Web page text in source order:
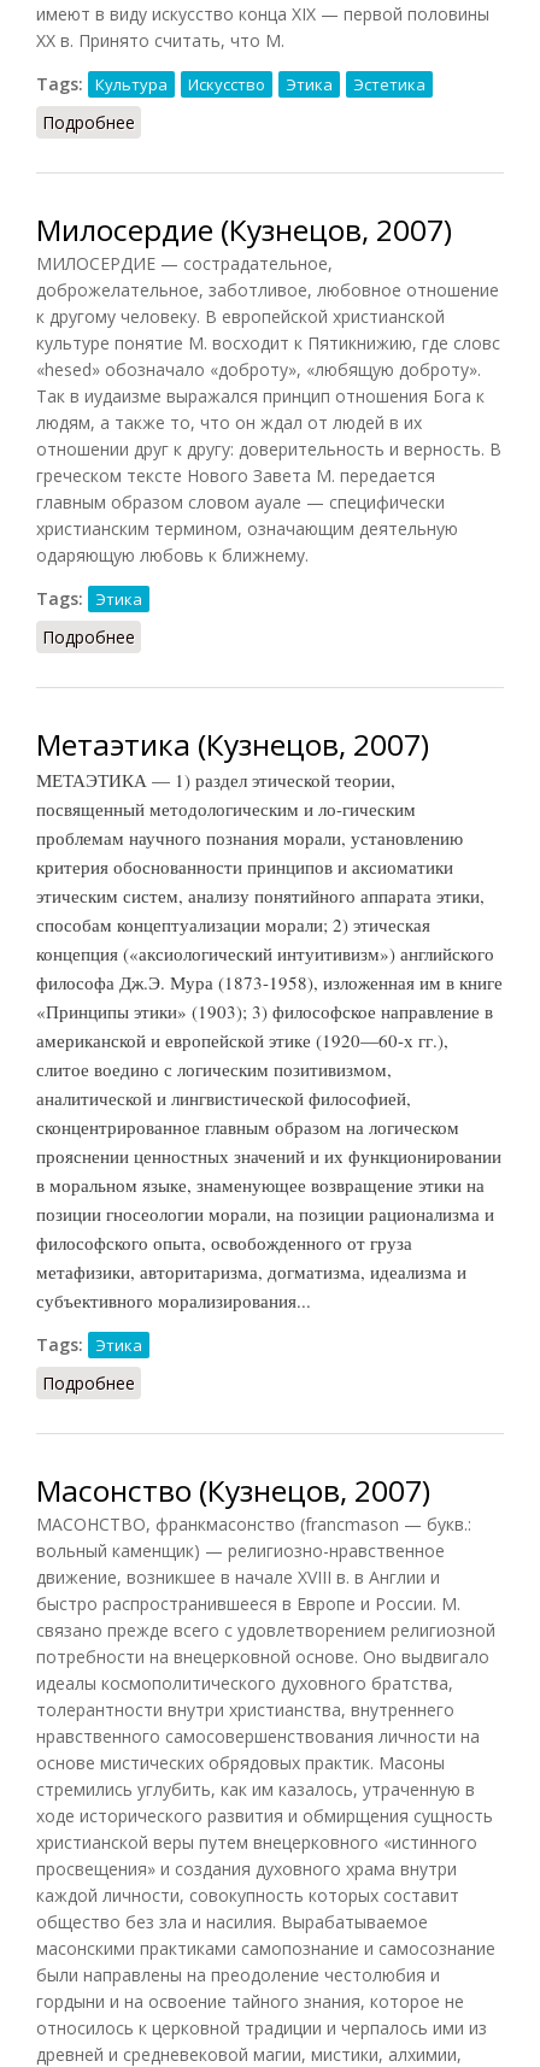
имеют в виду искусство конца XIX — первой половины
XX в. Принято считать, что М.
Tags:
Культура Искусство Этика Эстетика
Подробнее
Милосердие (Кузнецов, 2007)
МИЛОСЕРДИЕ — сострадательное,
доброжелательное, заботливое, любовное отношение
к другому человеку. В европейской христианской
культуре понятие М. восходит к Пятикнижию, где словс
«hesed» обозначало «доброту», «любящую доброту».
Так в иудаизме выражался принцип отношения Бога к
людям, а также то, что он ждал от людей в их
отношении друг к другу: доверительность и верность. В
греческом тексте Нового Завета М. передается
главным образом словом ауале — специфически
христианским термином, означающим деятельную
одаряющую любовь к ближнему.
Tags:
Этика
Подробнее
Метаэтика (Кузнецов, 2007)
МЕТАЭТИКА — 1) раздел этической теории,
посвященный методологическим и ло-гическим
проблемам научного познания морали, установлению
критерия обоснованности принципов и аксиоматики
этическим систем, анализу понятийного аппарата этики,
способам концептуализации морали; 2) этическая
концепция («аксиологический интуитивизм») английского
философа Дж.Э. Мура (1873-1958), изложенная им в книге
«Принципы этики» (1903); 3) философское направление в
американской и европейской этике (1920—60-х гг.),
слитое воедино с логическим позитивизмом,
аналитической и лингвистической философией,
сконцентрированное главным образом на логическом
прояснении ценностных значений и их функционировании
в моральном языке, знаменующее возвращение этики на
позиции гносеологии морали, на позиции рационализма и
философского опыта, освобожденного от груза
метафизики, авторитаризма, догматизма, идеализма и
субъективного морализирования...
Tags: Этика
Подробнее
Масонство (Кузнецов, 2007)
МАСОНСТВО, франкмасонство (francmason — букв.:
вольный каменщик) — религиозно-нравственное
движение, возникшее в начале XVIII в. в Англии и
быстро распространившееся в Европе и России. М.
связано прежде всего с удовлетворением религиозной
потребности на внецерковной основе. Оно выдвигало
идеалы космополитического духовного братства,
толерантности внутри христианства, внутреннего
нравственного самосовершенствования личности на
основе мистических обрядовых практик. Масоны
стремились углубить, как им казалось, утраченную в
ходе исторического развития и обмирщения сущность
христианской веры путем внецерковного «истинного
просвещения» и создания духовного храма внутри
каждой личности, совокупность которых составит
общество без зла и насилия. Вырабатываемое
масонскими практиками самопознание и самосознание
были направлены на преодоление честолюбия и
гордыни и на освоение тайного знания, которое не
относилось к церковной традиции и черпалось ими из
древней и средневековой магии, мистики, алхимии,